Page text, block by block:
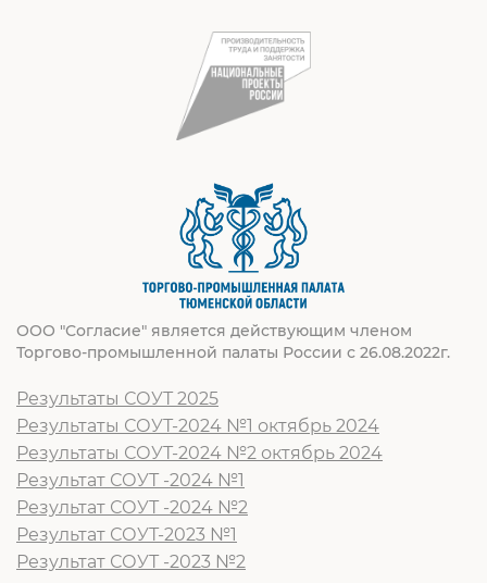
ООО "Согласие" является действующим членом
Торгово-промышленной палаты России с 26.08.2022г.
Результаты СОУТ 2025
Результаты СОУТ-2024 №1 октябрь 2024
Результаты СОУТ-2024 №2 октябрь 2024
Результат СОУТ -2024 №1
Результат СОУТ -2024 №2
Результат СОУТ-2023 №1
Результат СОУТ -2023 №2